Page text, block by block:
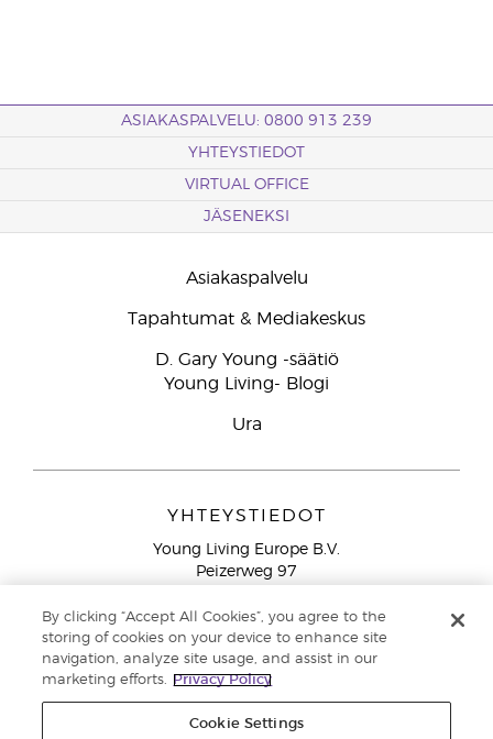
ASIAKASPALVELU: 0800 913 239
YHTEYSTIEDOT
VIRTUAL OFFICE
JÄSENEKSI
Asiakaspalvelu
Tapahtumat & Mediakeskus
D. Gary Young -säätiö
Young Living- Blogi
Ura
YHTEYSTIEDOT
Young Living Europe B.V.
Peizerweg 97
Netherlands
Ilmainen yhteydenotto lankanumeroista Suomesta
913 239
Email: asiakaspalvelu@youngliving.com
By clicking “Accept All Cookies”, you agree to the
storing of cookies on your device to enhance site
navigation, analyze site usage, and assist in our
marketing efforts.
Privacy Policy
Cookie Settings